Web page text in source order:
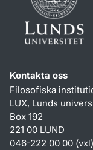
Kontakta oss
Filosofiska
LUX, Lunds
Box 192
221 00 LUND
046-222 00 00 (vxl)